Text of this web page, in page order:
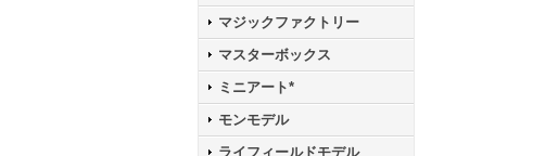
マジックファクトリー
マスターボックス
ミニアート*
モンモデル
ライフィールドモデル